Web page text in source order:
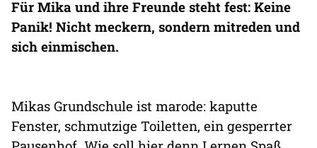
Für Mika und ihre Freunde steht fest: Keine
Panik! Nicht meckern, sondern mitreden und
sich einmischen.
Mikas Grundschule ist marode: kaputte
Fenster, schmutzige Toiletten, ein gesperrter